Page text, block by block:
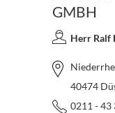
GMBH
Herr Ralf
40474
0211 - 43